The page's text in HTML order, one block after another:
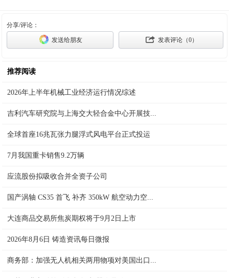
分享/评论：
发送给朋友 发表评论（0）
推荐阅读
2026年上半年机械工业经济运行情况综述
吉利汽车研究院与上海交大轻合金中心开展技...
全球首座16兆瓦张力腿浮式风电平台正式投运
7月我国重卡销售9.2万辆
应流股份拟吸收合并全资子公司
国产涡轴 CS35 首飞 补齐 350kW 航空动力空...
大连商品交易所焦炭期权将于9月2日上市
2026年8月6日 铸造资讯每日微报
商务部：加强无人机相关两用物项对美国出口...